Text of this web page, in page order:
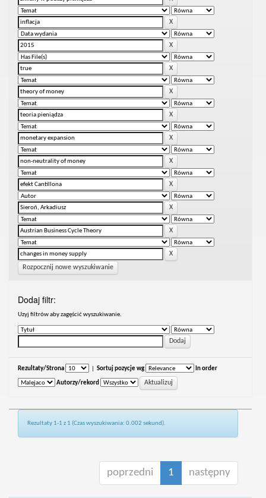
Rozpocznij nowe wyszukiwanie
Dodaj filtr:
Uzyj filtrów aby zagęścić wyszukiwanie.
Rezultaty/Strona Sortuj pozycje wg In order
Autorzy/rekord
Rezultaty 1-1 z 1 (Czas wyszukiwania: 0.002 sekund).
poprzedni 1 następny